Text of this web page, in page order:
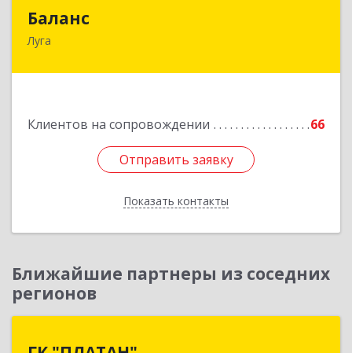
Баланс
Луга
Клиентов на сопровождении 66
Отправить заявку
Показать контакты
188230, Ленинградская обл, Луга г, Урицкого
Отправить заявку
Назад
Ближайшие партнеры из соседних
регионов